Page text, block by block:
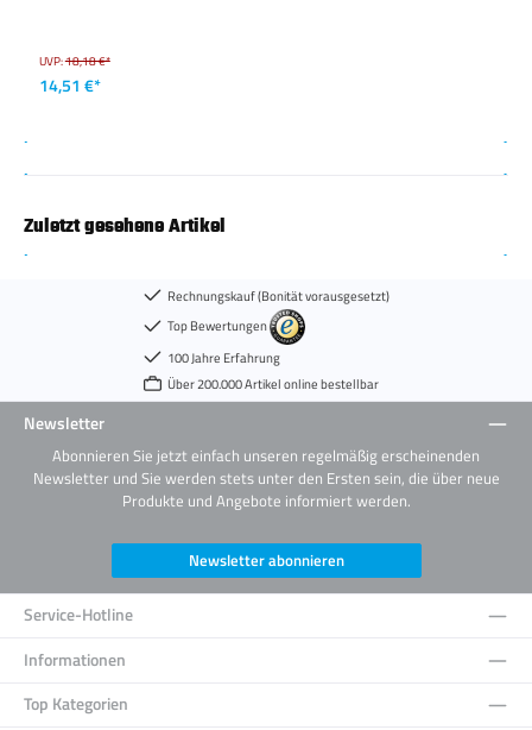
UVP:18,18 €*
14,51 €*
Zuletzt gesehene Artikel
Rechnungskauf (Bonität vorausgesetzt)
Top Bewertungen
100 Jahre Erfahrung
Über 200.000 Artikel online bestellbar
Newsletter
Abonnieren Sie jetzt einfach unseren regelmäßig erscheinenden
Newsletter und Sie werden stets unter den Ersten sein, die über neue
Produkte und Angebote informiert werden.
Newsletter abonnieren
Service-Hotline
Informationen
Top Kategorien